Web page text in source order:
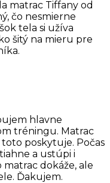
matrac Tiffany od
čo nesmierne
tela si užíva
šitý na mieru pre
hlavne
tréningu. Matrac
poskytuje. Počas
a ustúpi i
matrac dokáže, ale
Ďakujem.